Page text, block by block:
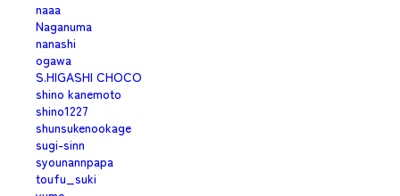
naaa
Naganuma
nanashi
ogawa
S.HIGASHI CHOCO
shino kanemoto
shino1227
shunsukenookage
sugi-sinn
syounannpapa
toufu_suki